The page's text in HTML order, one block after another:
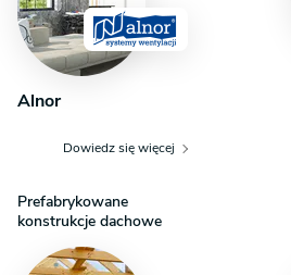
Alnor
Dowiedz się więcej
Prefabrykowane
konstrukcje dachowe